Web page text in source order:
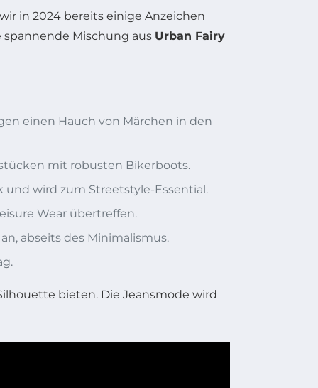
in 2024 bereits einige Anzeichen
Mischung aus Urban Fairy
einen Hauch von Märchen in den
mit robusten Bikerboots.
wird zum Streetstyle-Essential.
Wear übertreffen.
abseits des Minimalismus.
bieten. Die Jeansmode wird